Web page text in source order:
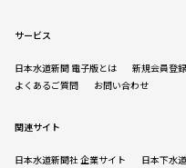
サービス
日本水道新聞 電子版とは 新規会員登録
よくあるご質問
お問い合わせ
関連サイト
日本水道新聞社 企業サイト 日本下水